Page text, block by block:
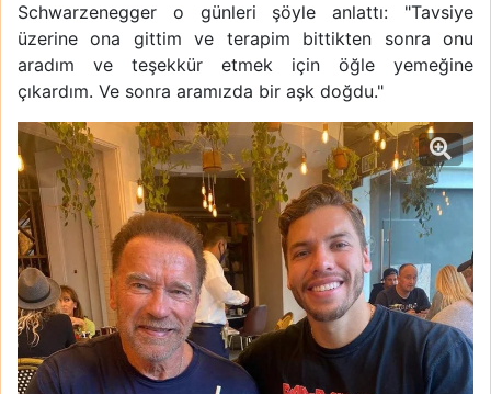
Schwarzenegger o günleri şöyle anlattı: "Tavsiye
üzerine ona gittim ve terapim bittikten sonra onu
aradım ve teşekkür etmek için öğle yemeğine
çıkardım. Ve sonra aramızda bir aşk doğdu."